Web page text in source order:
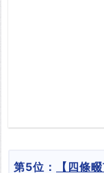
第5位： 【四條